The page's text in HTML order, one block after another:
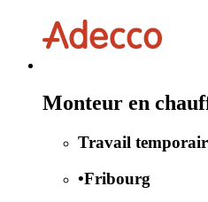
Monteur en
Travail
•Fribourg